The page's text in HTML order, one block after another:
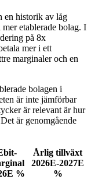
en historik av låg
etablerade bolag. I
på 8x
mer i ett
marginaler och en
bolagen i
är inte jämförbar
är relevant är hur
är genomgående
%
Årlig tillväxt
2026E-2027E
%